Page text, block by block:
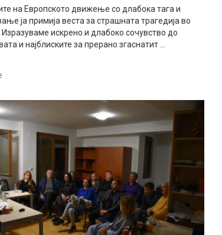
на Европското движење со длабока тага и
ја примија веста за страшната трагедија во
Изразуваме искрено и длабоко сочувство до
и најблиските за прерано згаснатит ...